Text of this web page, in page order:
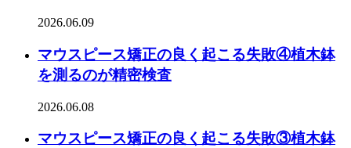
2026.06.09
マウスピース矯正の良く起こる失敗④植木鉢
を測るのが精密検査
2026.06.08
マウスピース矯正の良く起こる失敗③植木鉢